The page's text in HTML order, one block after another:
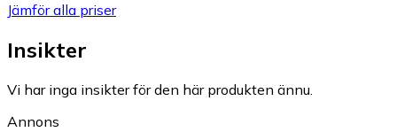
Jämför alla priser
Insikter
Vi har inga insikter för den här produkten ännu.
Annons